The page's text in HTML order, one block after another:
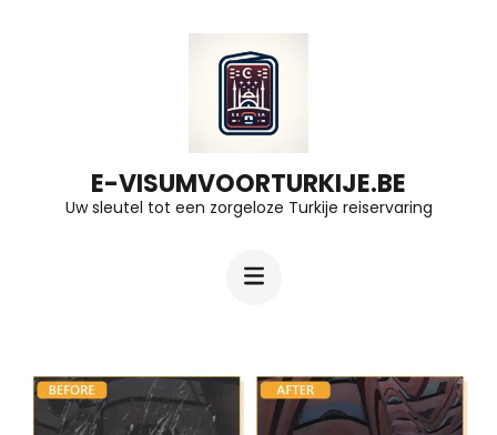
E-VISUMVOORTURKIJE.BE
Uw sleutel tot een zorgeloze Turkije reiservaring